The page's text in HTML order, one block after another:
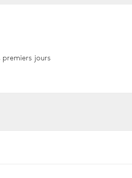
premiers jours